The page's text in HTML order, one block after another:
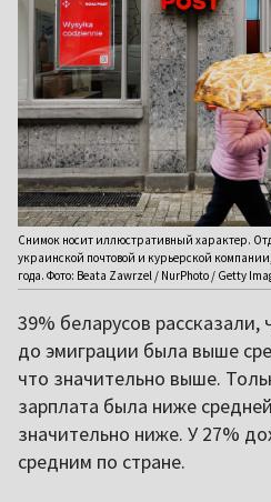
Снимок носит иллюстративный характер.
украинской почтовой и курьерской
года. Фото: Beata Zawrzel / NurPhoto / Getty
39% беларусов рассказали,
до эмиграции была выше
что значительно выше.
зарплата была ниже
значительно ниже. У 27%
средним по стране.